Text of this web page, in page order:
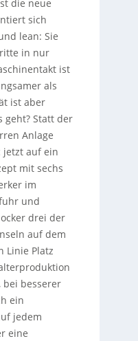
die neue
sich
lean: Sie
in nur
ist
als
ist aber
geht? Statt der
Anlage
jetzt auf ein
mit sechs
im
und
drei der
auf dem
Linie Platz
bei besserer
ein
jedem
eine